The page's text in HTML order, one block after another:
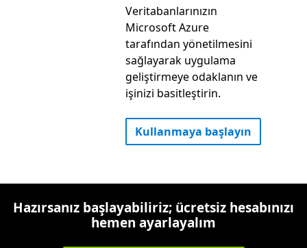
Veritabanlarınızın
Microsoft Azure
tarafından yönetilmesini
sağlayarak uygulama
geliştirmeye odaklanın ve
işinizi basitleştirin.
Kullanmaya başlayın
Hazırsanız başlayabiliriz; ücretsiz hesabınızı
hemen ayarlayalım